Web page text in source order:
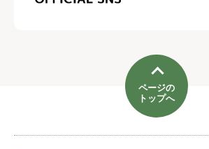
ページの
トップへ